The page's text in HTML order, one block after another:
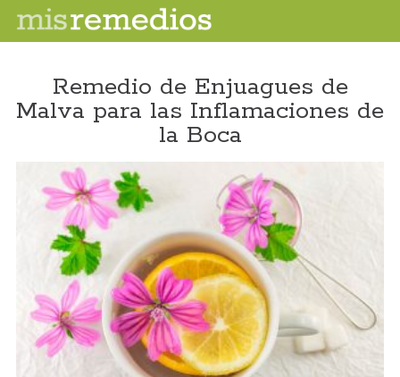
Remedio de Enjuagues de
Malva para las Inflamaciones de
la Boca